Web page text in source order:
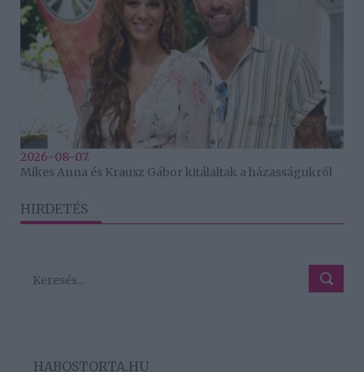
2026-08-07.
Mikes Anna és Krausz Gábor kitálaltak a házasságukról
HIRDETÉS
HABOSTORTA.HU